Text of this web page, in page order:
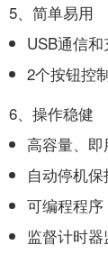
5、简单易用
USB通信
2个按钮控
6、操作稳健
高容量、
自动停机保
可编程程
监督计时